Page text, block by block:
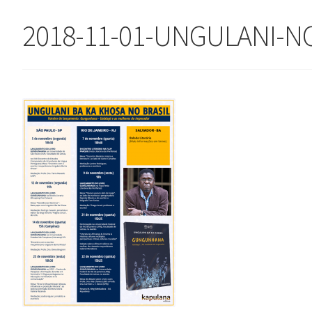
2018-11-01-UNGULANI-